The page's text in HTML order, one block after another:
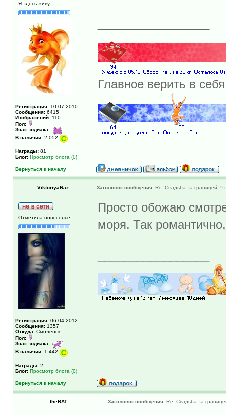
Я здесь живу
Регистрация: 10.07.2010
Сообщения: 6415
Изображений: 110
Пол:
Знак зодиака:
В наличии: 2,052
Награды: 81
Блог: Просмотр блога (0)
Главное верить в
Вернуться к началу
ViktoriyaNaz Заголовок сообщения: Re: Свадьба за границей.
Отметила новоселье
Регистрация: 06.04.2012
Сообщения: 1357
Откуда: Смоленск
Пол:
Знак зодиака:
В наличии: 1,442
Награды: 2
Блог: Просмотр блога (0)
Просто обожаю
моря. Так
Вернуться к началу
theRAT Заголовок сообщения: Re: Свадьба за